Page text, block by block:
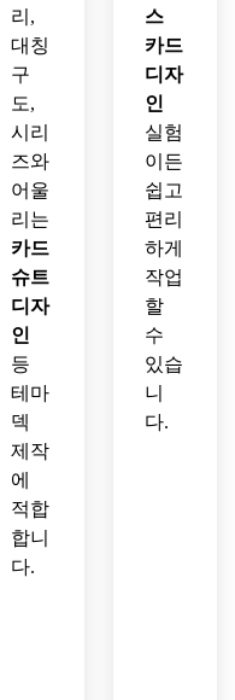
리,
대칭
구
도,
시리
즈와
어울
리는
카드
슈트
디자
인
등
테마
덱
제작
에
적합
합니
다.
스
카드
디자
인
실험
이든
쉽고
편리
하게
작업
할
수
있습
니
다.